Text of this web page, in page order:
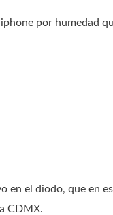
por humedad
en el diodo, que en
CDMX.